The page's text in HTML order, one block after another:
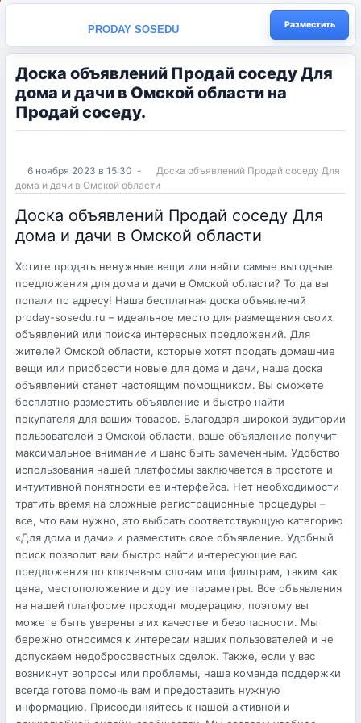
PRODAY SOSEDU Разместить
Доска объявлений Продай соседу Для
дома и дачи в Омской области на
Продай соседу.
6 ноября 2023 в 15:30 -
Доска объявлений Продай соседу
Для дома и дачи в Омской области
Доска объявлений Продай соседу Для
дома и дачи в Омской области
Хотите продать ненужные вещи или найти самые выгодные
предложения для дома и дачи в Омской области? Тогда вы
попали по адресу! Наша бесплатная доска объявлений
proday-sosedu.ru – идеальное место для размещения своих
объявлений или поиска интересных предложений. Для
жителей Омской области, которые хотят продать домашние
вещи или приобрести новые для дома и дачи, наша доска
объявлений станет настоящим помощником. Вы сможете
бесплатно разместить объявление и быстро найти
покупателя для ваших товаров. Благодаря широкой аудитории
пользователей в Омской области, ваше объявление получит
максимальное внимание и шанс быть замеченным. Удобство
использования нашей платформы заключается в простоте и
интуитивной понятности ее интерфейса. Нет необходимости
тратить время на сложные регистрационные процедуры –
все, что вам нужно, это выбрать соответствующую категорию
«Для дома и дачи» и разместить свое объявление. Удобный
поиск позволит вам быстро найти интересующие вас
предложения по ключевым словам или фильтрам, таким как
цена, местоположение и другие параметры. Все объявления
на нашей платформе проходят модерацию, поэтому вы
можете быть уверены в их качестве и безопасности. Мы
бережно относимся к интересам наших пользователей и не
допускаем недобросовестных сделок. Также, если у вас
возникнут вопросы или проблемы, наша команда поддержки
всегда готова помочь вам и предоставить нужную
информацию. Присоединяйтесь к нашей активной и